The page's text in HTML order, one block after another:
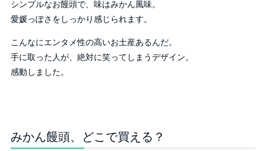
シンプルなお饅頭で、味はみかん風味。
愛媛っぽさをしっかり感じられます。
こんなにエンタメ性の高いお土産あるんだ。
手に取った人が、絶対に笑ってしまうデザイン。
感動しました。
みかん饅頭、どこで買える？